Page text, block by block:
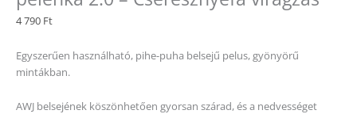
4 790 Ft
Egyszerűen használható, pihe-puha belsejű pelus, gyönyörű
mintákban.
AWJ belsejének köszönhetően gyorsan szárad, és a nedvességet